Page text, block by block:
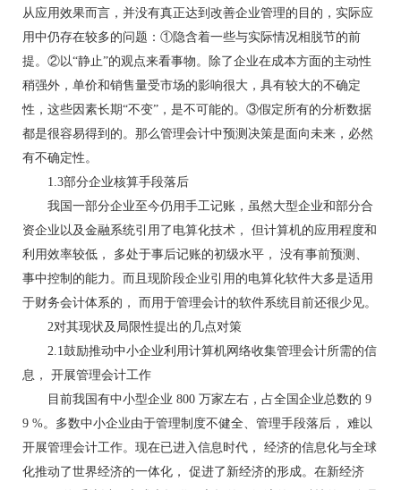
从应用效果而言，并没有真正达到改善企业管理的目的，实际应
用中仍存在较多的问题：①隐含着一些与实际情况相脱节的前
提。②以“静止”的观点来看事物。除了企业在成本方面的主动性
稍强外，单价和销售量受市场的影响很大，具有较大的不确定
性，这些因素长期“不变”，是不可能的。③假定所有的分析数据
都是很容易得到的。那么管理会计中预测决策是面向未来，必然
有不确定性。
1.3部分企业核算手段落后
我国一部分企业至今仍用手工记账，虽然大型企业和部分合
资企业以及金融系统引用了电算化技术， 但计算机的应用程度和
利用效率较低， 多处于事后记账的初级水平， 没有事前预测、
事中控制的能力。而且现阶段企业引用的电算化软件大多是适用
于财务会计体系的， 而用于管理会计的软件系统目前还很少见。
2对其现状及局限性提出的几点对策
2.1鼓励推动中小企业利用计算机网络收集管理会计所需的信
息， 开展管理会计工作
目前我国有中小型企业 800 万家左右，占全国企业总数的 9
9 %。多数中小企业由于管理制度不健全、管理手段落后， 难以
开展管理会计工作。现在已进入信息时代， 经济的信息化与全球
化推动了世界经济的一体化， 促进了新经济的形成。在新经济